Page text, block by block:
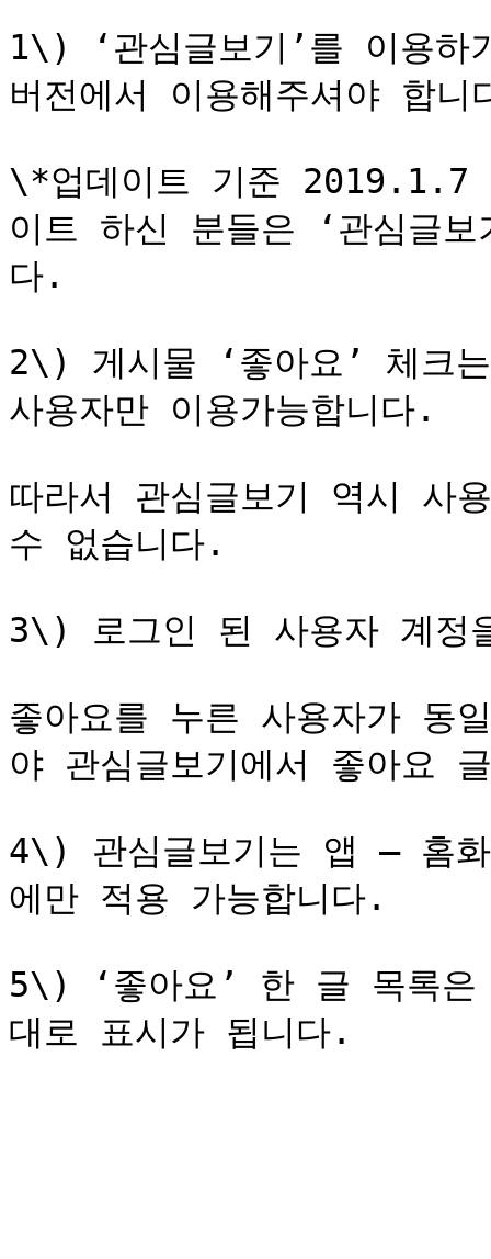
1\) ‘관심글보기’를 이용하
버전에서 이용해주셔야 합니
\*업데이트 기준 2019.1.7
이트 하신 분들은 ‘관심글
다.
2\) 게시물 ‘좋아요’ 체크
사용자만 이용가능합니다.
따라서 관심글보기 역시 사
수 없습니다.
3\) 로그인 된 사용자 계정
좋아요를 누른 사용자가 동
야 관심글보기에서 좋아요
4\) 관심글보기는 앱 – 홈
에만 적용 가능합니다.
5\) ‘좋아요’ 한 글 목록은